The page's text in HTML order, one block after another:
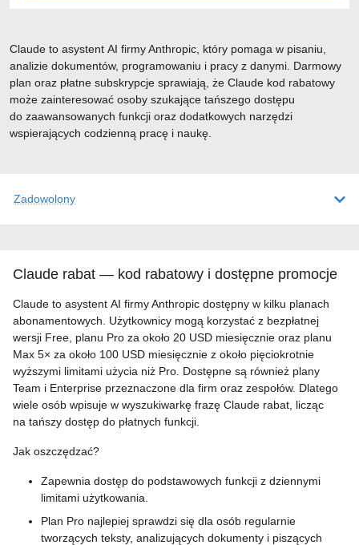
Zadowolony
Claude rabat — kod rabatowy i dostępne promocje
Claude to asystent AI firmy Anthropic dostępny w kilku planach
abonamentowych. Użytkownicy mogą korzystać z bezpłatnej
wersji Free, planu Pro za około 20 USD miesięcznie oraz planu
Max 5× za około 100 USD miesięcznie z około pięciokrotnie
wyższymi limitami użycia niż Pro. Dostępne są również plany
Team i Enterprise przeznaczone dla firm oraz zespołów. Dlatego
wiele osób wpisuje w wyszukiwarkę frazę Claude rabat, licząc
na tańszy dostęp do płatnych funkcji.
Jak oszczędzać?
Zapewnia dostęp do podstawowych funkcji z dziennymi
limitami użytkowania.
Plan Pro najlepiej sprawdzi się dla osób regularnie
tworzących teksty, analizujących dokumenty i piszących
Claude to asystent AI firmy Anthropic, który pomaga w pisaniu,
analizie dokumentów, programowaniu i pracy z danymi. Darmowy
plan oraz płatne subskrypcje sprawiają, że Claude kod rabatowy
może zainteresować osoby szukające tańszego dostępu
do zaawansowanych funkcji oraz dodatkowych narzędzi
wspierających codzienną pracę i naukę.